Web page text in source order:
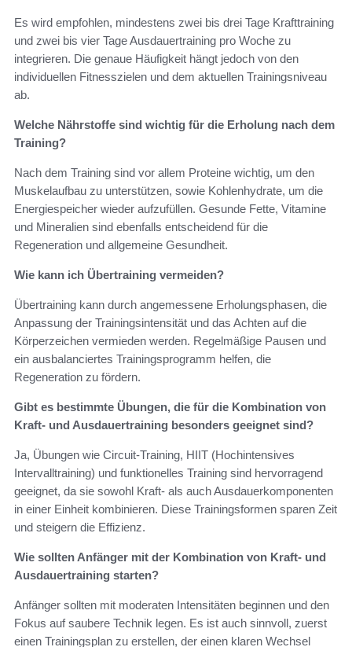
Es wird empfohlen, mindestens zwei bis drei Tage Krafttraining
und zwei bis vier Tage Ausdauertraining pro Woche zu
integrieren. Die genaue Häufigkeit hängt jedoch von den
individuellen Fitnesszielen und dem aktuellen Trainingsniveau
ab.
Welche Nährstoffe sind wichtig für die Erholung nach dem
Training?
Nach dem Training sind vor allem Proteine wichtig, um den
Muskelaufbau zu unterstützen, sowie Kohlenhydrate, um die
Energiespeicher wieder aufzufüllen. Gesunde Fette, Vitamine
und Mineralien sind ebenfalls entscheidend für die
Regeneration und allgemeine Gesundheit.
Wie kann ich Übertraining vermeiden?
Übertraining kann durch angemessene Erholungsphasen, die
Anpassung der Trainingsintensität und das Achten auf die
Körperzeichen vermieden werden. Regelmäßige Pausen und
ein ausbalanciertes Trainingsprogramm helfen, die
Regeneration zu fördern.
Gibt es bestimmte Übungen, die für die Kombination von
Kraft- und Ausdauertraining besonders geeignet sind?
Ja, Übungen wie Circuit-Training, HIIT (Hochintensives
Intervalltraining) und funktionelles Training sind hervorragend
geeignet, da sie sowohl Kraft- als auch Ausdauerkomponenten
in einer Einheit kombinieren. Diese Trainingsformen sparen Zeit
und steigern die Effizienz.
Wie sollten Anfänger mit der Kombination von Kraft- und
Ausdauertraining starten?
Anfänger sollten mit moderaten Intensitäten beginnen und den
Fokus auf saubere Technik legen. Es ist auch sinnvoll, zuerst
einen Trainingsplan zu erstellen, der einen klaren Wechsel